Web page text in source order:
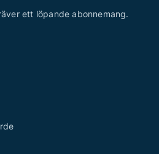
ett löpande abonnemang.